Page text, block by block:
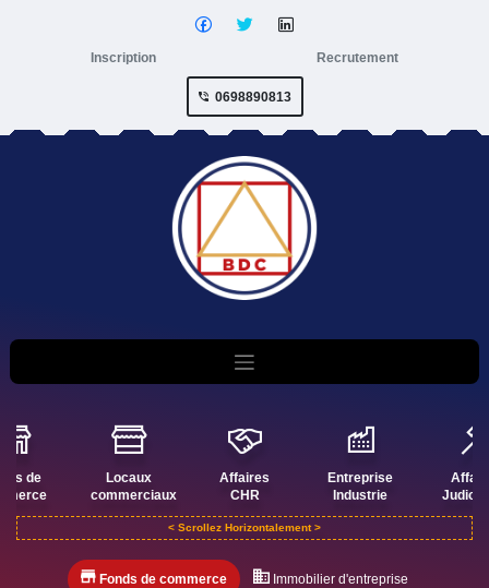
Inscription Recrutement
0698890813
de
Locaux
commerciaux
Affaires
CHR
Entreprise
Industrie
Fonds de commerce Immobilier d'entreprise